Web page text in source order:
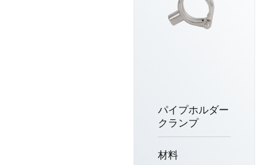
パイプホルダー
クランプ
材料